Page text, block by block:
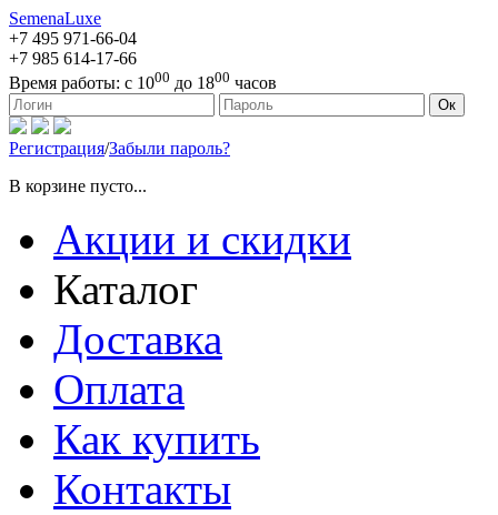
SemenaLuxe
+7 495 971-66-04
+7 985 614-17-66
Время работы: с 1000 до 1800 часов
127473, г. Москва, ул. Краснопролетарская, д. 16, стр. 1 Ок
Регистрация/Забыли пароль?
В корзине пусто...
Акции и скидки
Каталог
Доставка
Оплата
Как купить
Контакты